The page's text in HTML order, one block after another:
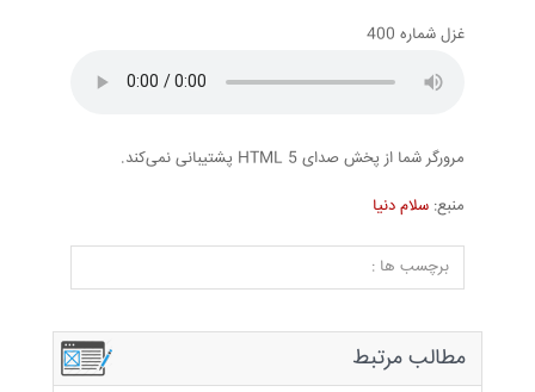
غزل شماره 400
مرورگر شما از پخش صدای HTML 5 پشتیبانی نمی‌کند.
منبع: سلام دنیا
برچسب ها :
مطالب مرتبط